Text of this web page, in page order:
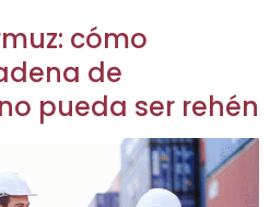
cómo
de
pueda ser rehén